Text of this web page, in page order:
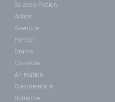
Science-Fiction
Action
Aventure
Horreur
Drame
Comédie
Animation
Documentaire
Romance